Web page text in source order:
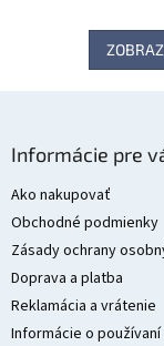
Informácie pre
Ako nakupovať
Obchodné podmienky
Zásady ochrany
Doprava a platba
Reklamácia a vrátenie
Informácie o